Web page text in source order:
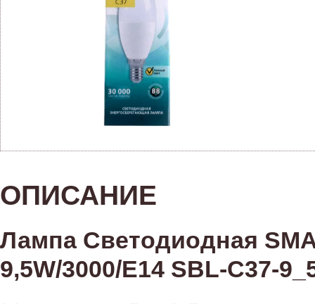
ОПИСАНИЕ
Лампа Светодиодная
9,5W/3000/E14 SBL-C37-